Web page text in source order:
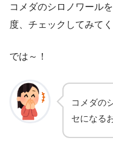
コメダのシロノワール
度、チェックしてみてく
では～！
コメダの
セになる